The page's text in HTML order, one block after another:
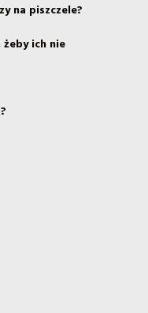
na piszczele?
ich nie